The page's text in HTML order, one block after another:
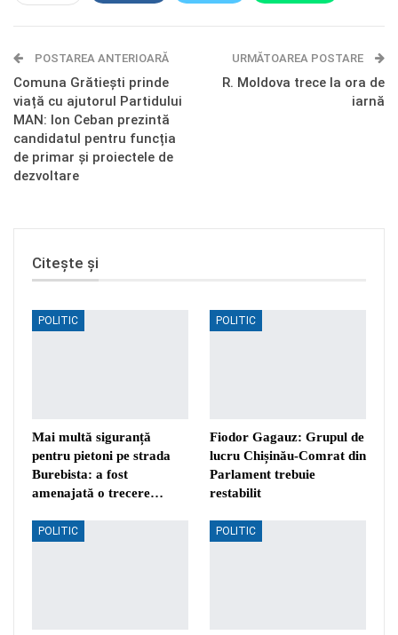
Telegram OK.ru
POSTAREA ANTERIOARĂ
Comuna Grătiești prinde
viață cu ajutorul Partidului
MAN: Ion Ceban prezintă
candidatul pentru funcția
de primar și proiectele de
dezvoltare
URMĂTOAREA POSTARE
R. Moldova trece la ora de
iarnă
Citește și
POLITIC
Mai multă siguranță
pentru pietoni pe strada
Burebista: a fost
amenajată o trecere…
POLITIC
Fiodor Gagauz: Grupul de
lucru Chișinău-Comrat din
Parlament trebuie
restabilit
POLITIC POLITIC